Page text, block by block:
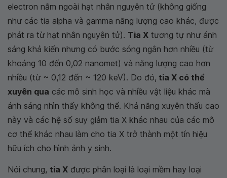
electron nằm ngoài hạt nhân nguyên tử (không giống
như các tia alpha và gamma năng lượng cao khác, được
phát ra từ hạt nhân nguyên tử). Tia X tương tự như ánh
sáng khả kiến ​​nhưng có bước sóng ngắn hơn nhiều (từ
khoảng 10 đến 0,02 nanomet) và năng lượng cao hơn
nhiều (từ ~ 0,12 đến ~ 120 keV). Do đó, tia X có thể
xuyên qua các mô sinh học và nhiều vật liệu khác mà
ánh sáng nhìn thấy không thể. Khả năng xuyên thấu cao
này và các hệ số suy giảm tia X khác nhau của các mô
cơ thể khác nhau làm cho tia X trở thành một tín hiệu
hữu ích cho hình ảnh y sinh.
Nói chung, tia X được phân loại là loại mềm hay loại